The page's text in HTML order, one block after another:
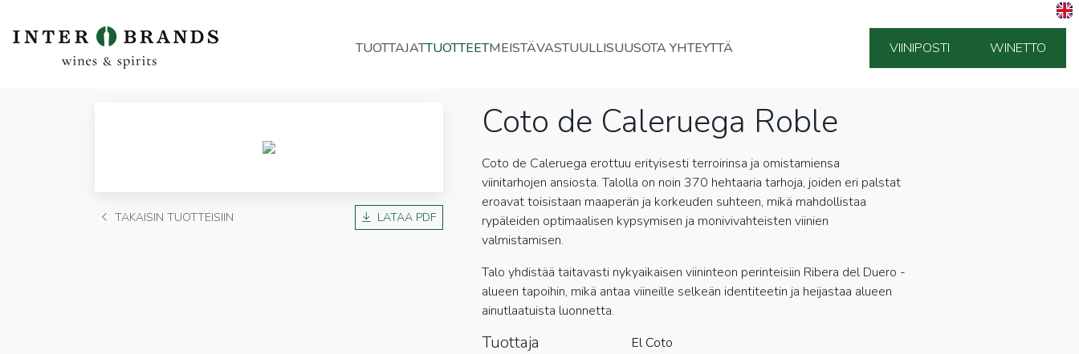
TUOTTAJATTUOTTEETMEISTÄVASTUULLISUUSOTA YHTEYTTÄ VIINIPOSTI WINETTO
TAKAISIN TUOTTEISIIN LATAA PDF
Coto de Caleruega Roble
Coto de Caleruega erottuu erityisesti terroirinsa ja omistamiensa
viinitarhojen ansiosta. Talolla on noin 370 hehtaaria tarhoja, joiden eri palstat
eroavat toisistaan maaperän ja korkeuden suhteen, mikä mahdollistaa
rypäleiden optimaalisen kypsymisen ja monivivahteisten viinien
valmistamisen.
Talo yhdistää taitavasti nykyaikaisen viininteon perinteisiin Ribera del Duero -
alueen tapoihin, mikä antaa viineille selkeän identiteetin ja heijastaa alueen
ainutlaatuista luonnetta.
Tuottaja El Coto